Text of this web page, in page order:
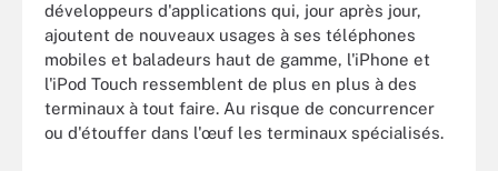
développeurs d'applications qui, jour après jour,
ajoutent de nouveaux usages à ses téléphones
mobiles et baladeurs haut de gamme, l'iPhone et
l'iPod Touch ressemblent de plus en plus à des
terminaux à tout faire. Au risque de concurrencer
ou d'étouffer dans l'œuf les terminaux spécialisés.